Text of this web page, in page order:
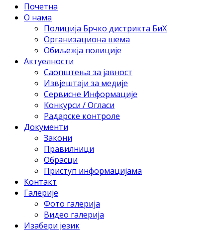
Почетна
О нама
Полиција Брчко дистрикта БиХ
Организациона шема
Обиљежја полиције
Актуелности
Саопштења за јавност
Извјештаји за медије
Сервисне Информације
Конкурси / Огласи
Радарске контроле
Документи
Закони
Правилници
Обрасци
Приступ информацијама
Контакт
Галерије
Фото галерија
Видео галерија
Изабери језик